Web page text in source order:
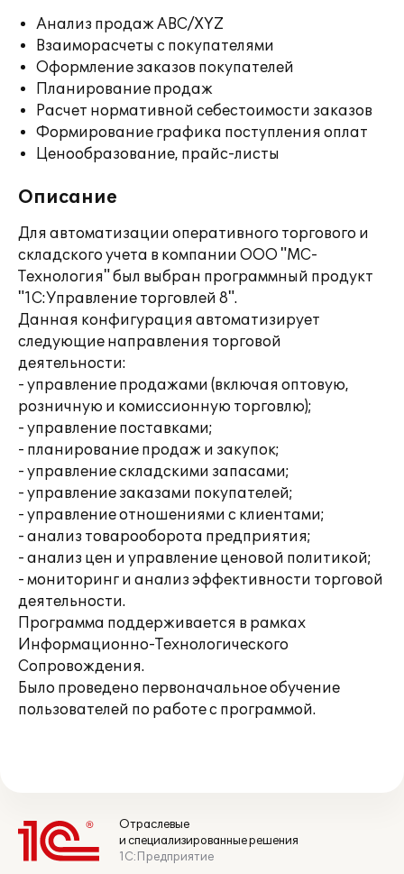
Анализ продаж ABC/XYZ
Взаиморасчеты с покупателями
Оформление заказов покупателей
Планирование продаж
Расчет нормативной себестоимости заказов
Формирование графика поступления оплат
Ценообразование, прайс-листы
Описание
Для автоматизации оперативного торгового и
складского учета в компании ООО "МС-
Технология" был выбран программный продукт
"1С:Управление торговлей 8".
Данная конфигурация автоматизирует
следующие направления торговой
деятельности:
- управление продажами (включая оптовую,
розничную и комиссионную торговлю);
- управление поставками;
- планирование продаж и закупок;
- управление складскими запасами;
- управление заказами покупателей;
- управление отношениями с клиентами;
- анализ товарооборота предприятия;
- анализ цен и управление ценовой политикой;
- мониторинг и анализ эффективности торговой
деятельности.
Программа поддерживается в рамках
Информационно-Технологического
Сопровождения.
Было проведено первоначальное обучение
пользователей по работе с программой.
Отраслевые
и специализированные решения
1С:Предприятие